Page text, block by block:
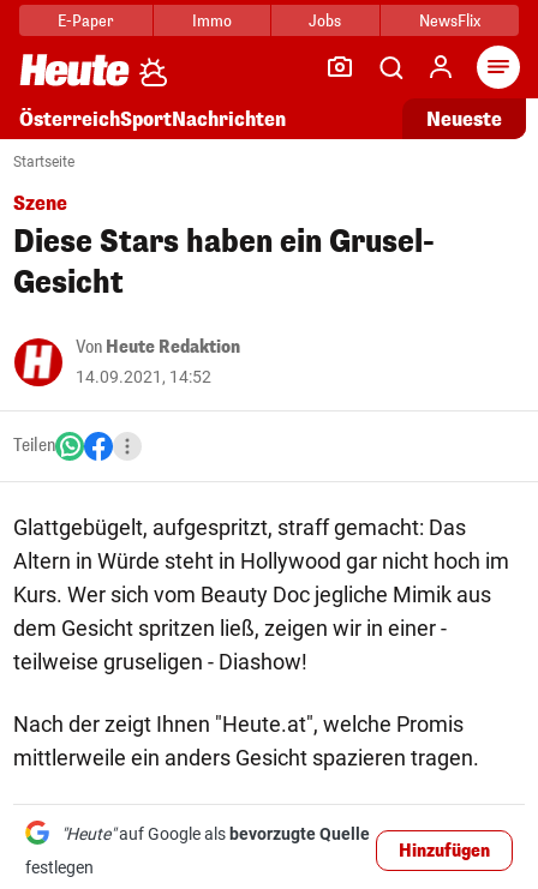
E-Paper Immo Jobs NewsFlix
ÖsterreichSportNachrichten Neueste
Startseite
Szene
Diese Stars haben ein Grusel-
Gesicht
Von Heute Redaktion
14.09.2021, 14:52
Teilen
Glattgebügelt, aufgespritzt, straff gemacht: Das
Altern in Würde steht in Hollywood gar nicht hoch im
Kurs. Wer sich vom Beauty Doc jegliche Mimik aus
dem Gesicht spritzen ließ, zeigen wir in einer -
teilweise gruseligen - Diashow!
Nach der zeigt Ihnen "Heute.at", welche Promis
mittlerweile ein anders Gesicht spazieren tragen.
"Heute"auf Google als bevorzugte Quelle
festlegen
Hinzufügen